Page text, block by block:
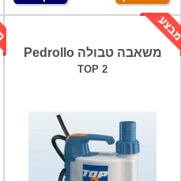
משאבה טבולה Pedrollo
TOP 2